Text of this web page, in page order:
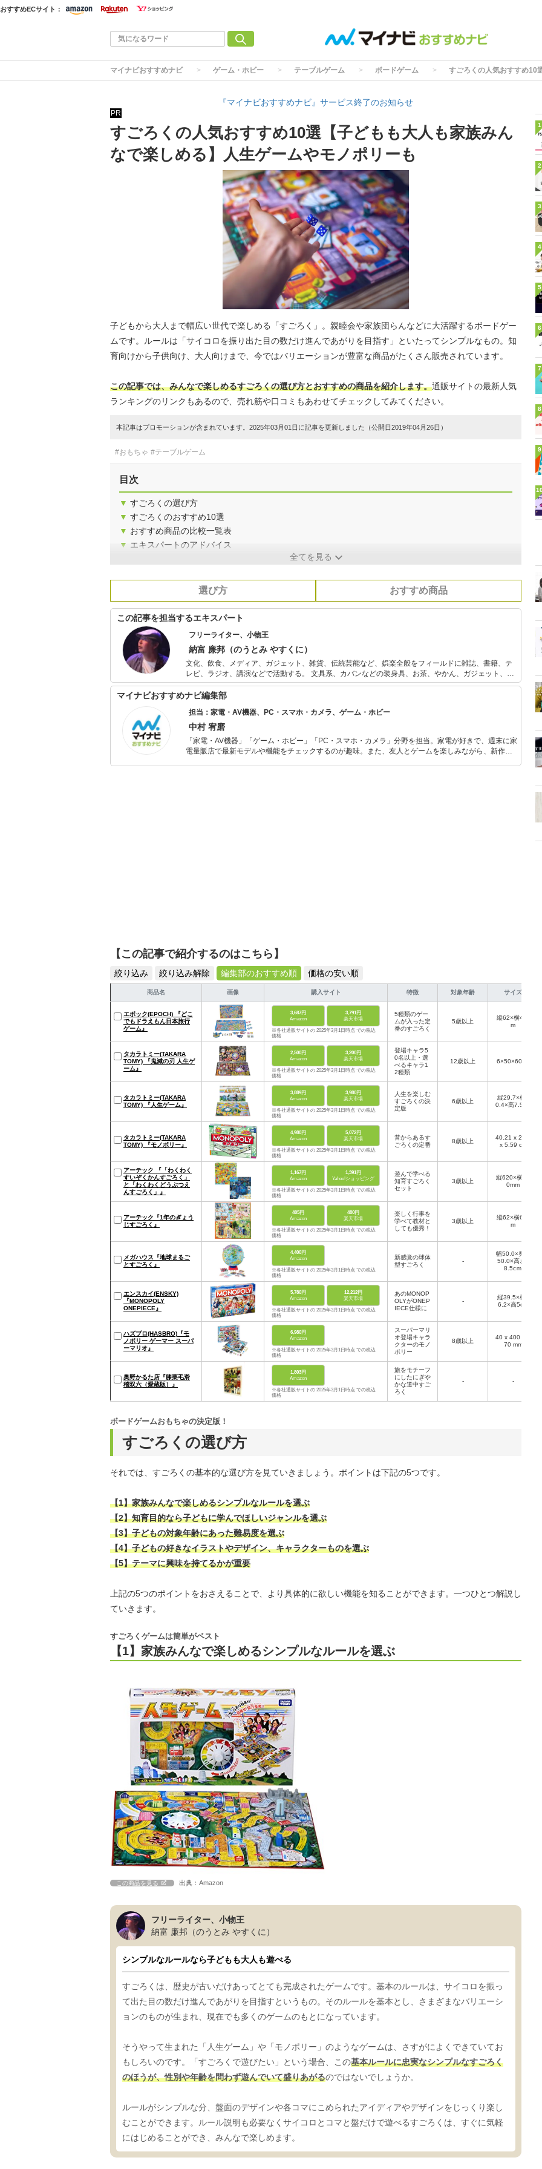
おすすめECサイト：
マイナビおすすめナビ ゲーム・ホビー テーブルゲーム ボードゲーム すごろくの人気おすすめ10
『マイナビおすすめナビ』サービス終了のお知らせ
PR
すごろくの人気おすすめ10選【子どもも大人も家族みん
なで楽しめる】人生ゲームやモノポリーも
子どもから大人まで幅広い世代で楽しめる「すごろく」。親睦会や家族団らんなどに大活躍するボードゲー
ムです。ルールは「サイコロを振り出た目の数だけ進んであがりを目指す」といたってシンプルなもの。知
育向けから子供向け、大人向けまで、今ではバリエーションが豊富な商品がたくさん販売されています。
この記事では、みんなで楽しめるすごろくの選び方とおすすめの商品を紹介します。通販サイトの最新人気
ランキングのリンクもあるので、売れ筋や口コミもあわせてチェックしてみてください。
本記事はプロモーションが含まれています。2025年03月01日に記事を更新しました（公開日2019年04月26日）
#おもちゃ #テーブルゲーム
目次
▼ すごろくの選び方
▼ すごろくのおすすめ10選
▼ おすすめ商品の比較一覧表
▼ エキスパートのアドバイス
全てを見る
選び方 おすすめ商品
この記事を担当するエキスパート
フリーライター、小物王
納富 廉邦（のうとみ やすくに）
文化、飲食、メディア、ガジェット、雑貨、伝統芸能など、娯楽全般をフィールドに雑誌、書籍、テ
レビ、ラジオ、講演などで活動する。 文具系、カバンなどの装身具、お茶、やかん、ガジェット、小
説、落語などに関する著書もある。テレビ「マツコの知らない世界」ではボールペンの人、「嵐にし
やがれ」ではシステム手帳の人として出演。
マイナビおすすめナビ編集部
担当：家電・AV機器、PC・スマホ・カメラ、ゲーム・ホビー
中村 宥磨
「家電・AV機器」「ゲーム・ホビー」「PC・スマホ・カメラ」分野を担当。家電が好きで、週末に家
電量販店で最新モデルや機能をチェックするのが趣味。また、友人とゲームを楽しみながら、新作タ
【この記事で紹介するのはこちら】
絞り込み 絞り込み解除 編集部のおすすめ順 価格の安い順
商品名 画像 購入サイト 特徴 対象年齢 サイズ
エポック(EPOCH) 『どこ
でもドラえもん日本旅行
ゲーム』
3,687円
Amazon
3,791円
楽天市場
※各社通販サイトの 2025年3月1日時点 での税込
価格
5種類のゲー
ムが入った定
番のすごろく
5歳以上
縦62×横40c
m
タカラトミー(TAKARA
TOMY) 『鬼滅の刃 人生ゲ
ーム』
2,500円
Amazon
3,200円
楽天市場
※各社通販サイトの 2025年3月1日時点 での税込
価格
登場キャラ5
0名以上・選
べるキャラ1
2種類
12歳以上 6×50×60cm
タカラトミー(TAKARA
TOMY) 『人生ゲーム』
3,889円
Amazon
3,980円
楽天市場
※各社通販サイトの 2025年3月1日時点 での税込
価格
人生を楽しむ
すごろくの決
定版
6歳以上
縦29.7×横5
0.4×高7.5cm
タカラトミー(TAKARA
TOMY) 『モノポリー』
4,980円
Amazon
5,072円
楽天市場
※各社通販サイトの 2025年3月1日時点 での税込
価格
昔からあるす
ごろくの定番
8歳以上
40.21 x 26.8
x 5.59 cm
アーテック 『「わくわく
すいぞくかんすごろく」
と「わくわくどうぶつえ
んすごろく」』
1,167円
Amazon
1,391円
Yahoo!ショッピング
※各社通販サイトの 2025年3月1日時点 での税込
価格
遊んで学べる
知育すごろく
セット
3歳以上
縦620×横62
0mm
アーテック『1年のぎょう
じすごろく』
405円
Amazon
480円
楽天市場
※各社通販サイトの 2025年3月1日時点 での税込
価格
楽しく行事を
学べて教材と
しても優秀！
3歳以上
縦62×横62c
m
メガハウス『地球まるご
とすごろく』
4,400円
Amazon
※各社通販サイトの 2025年3月1日時点 での税込
価格
新感覚の球体
型すごろく
-
幅50.0×奥行
50.0×高さ5
8.5cｍ
エンスカイ(ENSKY)
『MONOPOLY
ONEPIECE』
5,780円
Amazon
12,212円
楽天市場
※各社通販サイトの 2025年3月1日時点 での税込
価格
あのMONOP
OLYがONEP
IECE仕様に
-
縦39.5×横2
6.2×高5cm
ハズブロ(HASBRO)『モ
ノポリー ゲーマー スーパ
ーマリオ』
6,980円
Amazon
※各社通販サイトの 2025年3月1日時点 での税込
価格
スーパーマリ
オ登場キャラ
クターのモノ
ポリー
8歳以上
40 x 400 x 2
70 mm
奥野かるた店『膝栗毛滑
稽双六（愛蔵版）』
1,803円
Amazon
※各社通販サイトの 2025年3月1日時点 での税込
価格
旅をモチーフ
にしたにぎや
かな道中すご
ろく
- -
すごろくの選び方
ボードゲームおもちゃの決定版！
それでは、すごろくの基本的な選び方を見ていきましょう。ポイントは下記の5つです。
【1】家族みんなで楽しめるシンプルなルールを選ぶ
【2】知育目的なら子どもに学んでほしいジャンルを選ぶ
【3】子どもの対象年齢にあった難易度を選ぶ
【4】子どもの好きなイラストやデザイン、キャラクターものを選ぶ
【5】テーマに興味を持てるかが重要
上記の5つのポイントをおさえることで、より具体的に欲しい機能を知ることができます。一つひとつ解説し
ていきます。
【1】家族みんなで楽しめるシンプルなルールを選ぶ
すごろくゲームは簡単がベスト
この商品を見る 出典：Amazon
フリーライター、小物王
納富 廉邦（のうとみ やすくに）
シンプルなルールなら子どもも大人も遊べる
すごろくは、歴史が古いだけあってとても完成されたゲームです。基本のルールは、サイコロを振っ
て出た目の数だけ進んであがりを目指すというもの。そのルールを基本とし、さまざまなバリエーシ
ョンのものが生まれ、現在でも多くのゲームのもとになっています。
そうやって生まれた「人生ゲーム」や「モノポリー」のようなゲームは、さすがによくできていてお
もしろいのです。「すごろくで遊びたい」という場合、この基本ルールに忠実なシンプルなすごろく
のほうが、性別や年齢を問わず遊んでいて盛りあがるのではないでしょうか。
ルールがシンプルな分、盤面のデザインや各コマにこめられたアイディアやデザインをじっくり楽し
むことができます。ルール説明も必要なくサイコロとコマと盤だけで遊べるすごろくは、すぐに気軽
にはじめることができ、みんなで楽しめます。
1
2
3
4
5
6
7
8
9